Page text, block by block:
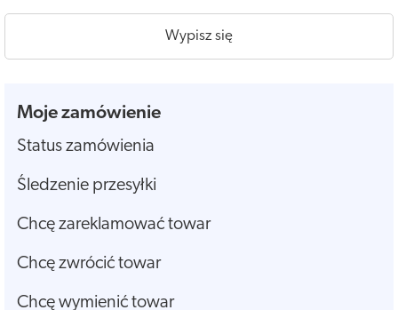
Wypisz się
Moje zamówienie
Status zamówienia
Śledzenie przesyłki
Chcę zareklamować towar
Chcę zwrócić towar
Chcę wymienić towar